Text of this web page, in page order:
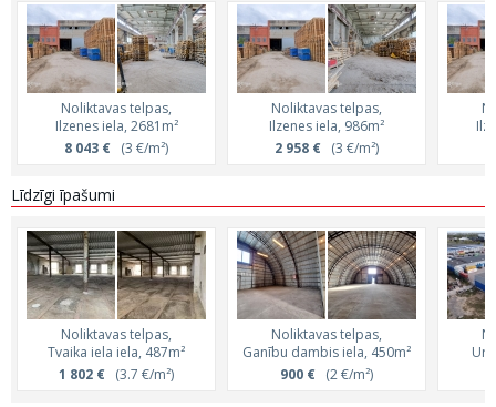
Noliktavas telpas,
Ilzenes iela, 2681m²
8 043 € (3 €/m²)
Noliktavas telpas,
Ilzenes iela, 986m²
2 958 € (3 €/m²)
Līdzīgi īpašumi
Noliktavas telpas,
Tvaika iela iela, 487m²
1 802 € (3.7 €/m²)
Noliktavas telpas,
Ganību dambis iela, 450m²
900 € (2 €/m²)